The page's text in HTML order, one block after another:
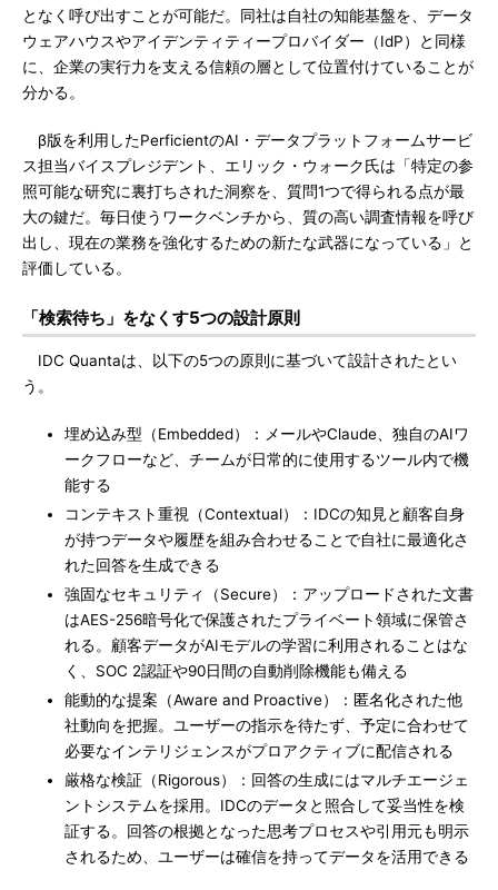
となく呼び出すことが可能だ。同社は自社の知能基盤を、データ
ウェアハウスやアイデンティティープロバイダー（IdP）と同様
に、企業の実行力を支える信頼の層として位置付けていることが
分かる。
β版を利用したPerficientのAI・データプラットフォームサービ
ス担当バイスプレジデント、エリック・ウォーク氏は「特定の参
照可能な研究に裏打ちされた洞察を、質問1つで得られる点が最
大の鍵だ。毎日使うワークベンチから、質の高い調査情報を呼び
出し、現在の業務を強化するための新たな武器になっている」と
評価している。
「検索待ち」をなくす5つの設計原則
IDC Quantaは、以下の5つの原則に基づいて設計されたとい
う。
埋め込み型（Embedded）：メールやClaude、独自のAIワ
ークフローなど、チームが日常的に使用するツール内で機
能する
コンテキスト重視（Contextual）：IDCの知見と顧客自身
が持つデータや履歴を組み合わせることで自社に最適化さ
れた回答を生成できる
強固なセキュリティ（Secure）：アップロードされた文書
はAES-256暗号化で保護されたプライベート領域に保管さ
れる。顧客データがAIモデルの学習に利用されることはな
く、SOC 2認証や90日間の自動削除機能も備える
能動的な提案（Aware and Proactive）：匿名化された他
社動向を把握。ユーザーの指示を待たず、予定に合わせて
必要なインテリジェンスがプロアクティブに配信される
厳格な検証（Rigorous）：回答の生成にはマルチエージェ
ントシステムを採用。IDCのデータと照合して妥当性を検
証する。回答の根拠となった思考プロセスや引用元も明示
されるため、ユーザーは確信を持ってデータを活用できる